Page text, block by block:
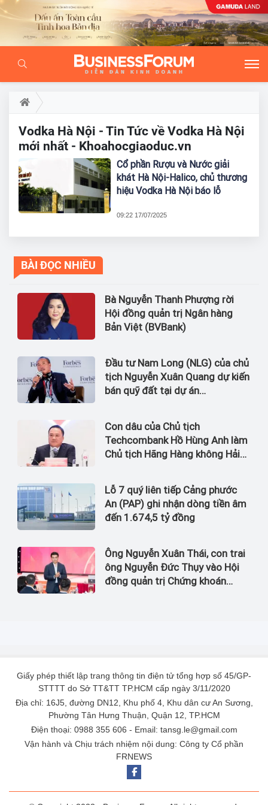
Vodka Hà Nội - Tin Tức về Vodka Hà Nội
mới nhất - Khoahocgiaoduc.vn
Cổ phần Rượu và Nước giải
khát Hà Nội-Halico, chủ thương
hiệu Vodka Hà Nội báo lỗ
09:22 17/07/2025
BÀI ĐỌC NHIỀU
Bà Nguyễn Thanh Phượng rời
Hội đồng quản trị Ngân hàng
Bản Việt (BVBank)
Đầu tư Nam Long (NLG) của chủ
tịch Nguyễn Xuân Quang dự kiến
bán quỹ đất tại dự án
Con dâu của Chủ tịch
Techcombank Hồ Hùng Anh làm
Chủ tịch Hãng Hàng không Hải
Lỗ 7 quý liên tiếp Cảng phước
An (PAP) ghi nhận dòng tiền âm
đến 1.674,5 tỷ đồng
Ông Nguyễn Xuân Thái, con trai
ông Nguyễn Đức Thụy vào Hội
đồng quản trị Chứng khoán
Giấy phép thiết lập trang thông tin điện tử tổng hợp số 45/GP-
STTTT do Sở TT&TT TP.HCM cấp ngày 3/11/2020
Địa chỉ: 16J5, đường DN12, Khu phố 4, Khu dân cư An Sương,
Phường Tân Hưng Thuận, Quận 12, TP.HCM
Điện thoại: 0988 355 606 - Email: tansg.le@gmail.com
Vận hành và Chịu trách nhiệm nội dung: Công ty Cổ phần
FRNEWS